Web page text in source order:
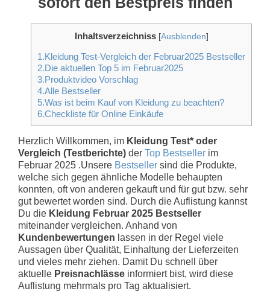
Inhaltsverzeichniss [Ausblenden]
1.Kleidung Test-Vergleich der Februar2025 Bestseller
2.Die aktuellen Top 5 im Februar2025
3.Produktvideo Vorschlag
4.Alle Bestseller
5.Was ist beim Kauf von Kleidung zu beachten?
6.Checkliste für Online Einkäufe
Herzlich Willkommen, im Kleidung Test* oder
Vergleich (Testberichte) der Top Bestseller im
Februar 2025 .Unsere Bestseller sind die Produkte,
welche sich gegen ähnliche Modelle behaupten
konnten, oft von anderen gekauft und für gut bzw. sehr
gut bewertet worden sind. Durch die Auflistung kannst
Du die Kleidung Februar 2025 Bestseller
miteinander vergleichen. Anhand von
Kundenbewertungen lassen in der Regel viele
Aussagen über Qualität, Einhaltung der Lieferzeiten
und vieles mehr ziehen. Damit Du schnell über
aktuelle Preisnachlässe informiert bist, wird diese
Auflistung mehrmals pro Tag aktualisiert.